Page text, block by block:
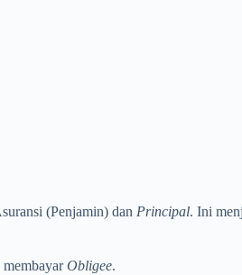
(Penjamin) dan Principal. Ini
membayarObligee.